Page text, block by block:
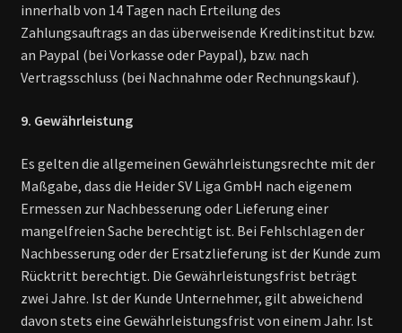
innerhalb von 14 Tagen nach Erteilung des
Zahlungsauftrags an das überweisende Kreditinstitut bzw.
an Paypal (bei Vorkasse oder Paypal), bzw. nach
Vertragsschluss (bei Nachnahme oder Rechnungskauf).
9. Gewährleistung
Es gelten die allgemeinen Gewährleistungsrechte mit der
Maßgabe, dass die Heider SV Liga GmbH nach eigenem
Ermessen zur Nachbesserung oder Lieferung einer
mangelfreien Sache berechtigt ist. Bei Fehlschlagen der
Nachbesserung oder der Ersatzlieferung ist der Kunde zum
Rücktritt berechtigt. Die Gewährleistungsfrist beträgt
zwei Jahre. Ist der Kunde Unternehmer, gilt abweichend
davon stets eine Gewährleistungsfrist von einem Jahr. Ist